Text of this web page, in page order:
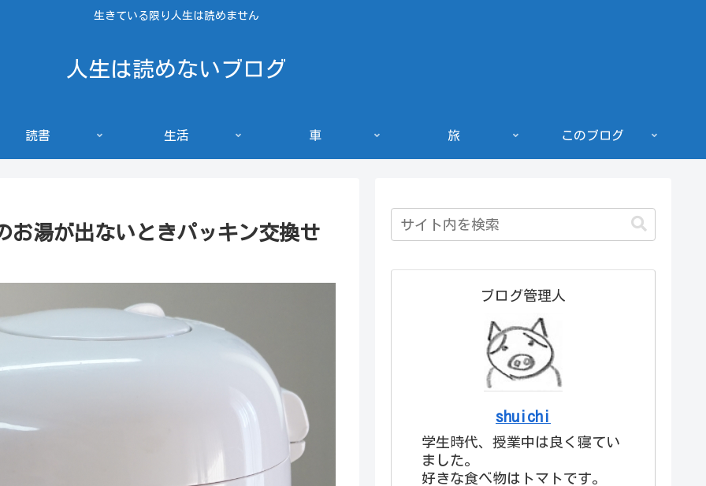
生きている限り人生は読めません
人生は読めないブログ
読書 生活 車 旅 このブログ
お湯が出ないときパッキン交換せ
ブログ管理人
shuichi
学生時代、授業中は良く寝てい
ました。
好きな食べ物はトマトです。